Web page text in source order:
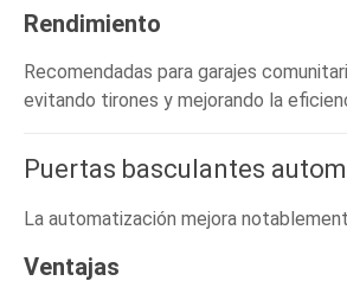
Rendimiento
Recomendadas para garajes
evitando tirones y mejorando la
Puertas basculantes
La automatización mejora
Ventajas